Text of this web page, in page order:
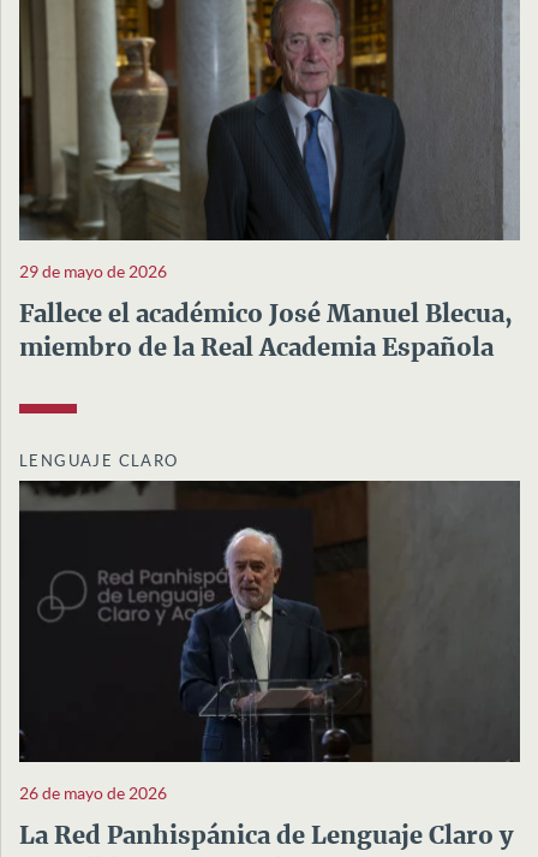
29 de mayo de 2026
Fallece el académico José Manuel Blecua,
miembro de la Real Academia Española
LENGUAJE CLARO
26 de mayo de 2026
La Red Panhispánica de Lenguaje Claro y